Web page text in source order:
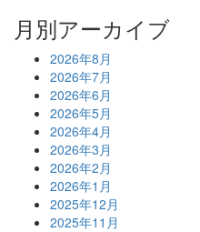
月別アーカイブ
2026年8月
2026年7月
2026年6月
2026年5月
2026年4月
2026年3月
2026年2月
2026年1月
2025年12月
2025年11月